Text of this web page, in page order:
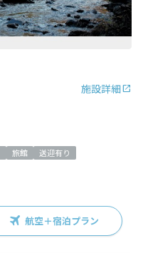
施設詳細
旅館 送迎有り
航空＋宿泊プラン